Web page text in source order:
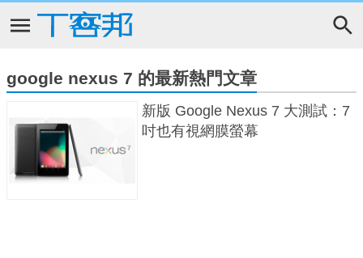
google nexus 7 的最新熱門文章
新版 Google Nexus 7 大測試：7
吋也有視網膜螢幕